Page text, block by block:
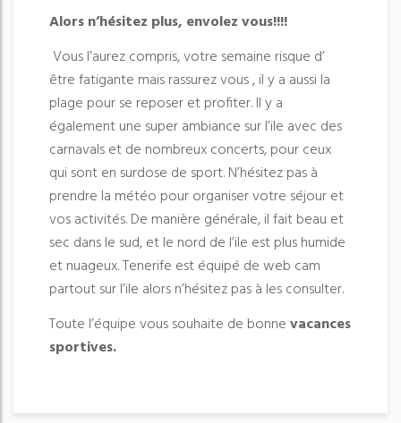
Alors n’hésitez plus, envolez vous!!!!
Vous l’aurez compris, votre semaine risque d’
être fatigante mais rassurez vous , il y a aussi la
plage pour se reposer et profiter. Il y a
également une super ambiance sur l’ile avec des
carnavals et de nombreux concerts, pour ceux
qui sont en surdose de sport. N’hésitez pas à
prendre la météo pour organiser votre séjour et
vos activités. De manière générale, il fait beau et
sec dans le sud, et le nord de l’ile est plus humide
et nuageux. Tenerife est équipé de web cam
partout sur l’ile alors n’hésitez pas à les consulter.
Toute l’équipe vous souhaite de bonnevacances
sportives.